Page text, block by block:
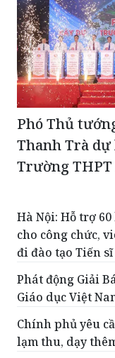
Phó Thủ
Thanh Trà
Trường
Hà Nội: Hỗ trợ
đi đào tạo Tiến sĩ
Phát động Giải
Giáo dục Việt
Chính phủ yêu
lạm thu, dạy
Lâm Đồng giảm
viên sau sắp